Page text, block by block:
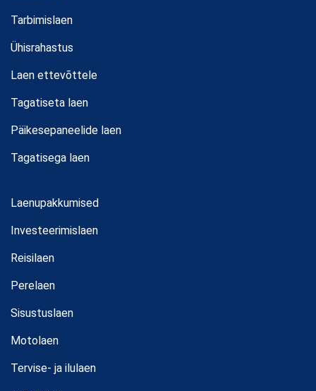
Tarbimislaen
Ühisrahastus
Laen ettevõttele
Tagatiseta laen
Päikesepaneelide laen
Tagatisega laen
Laenupakkumised
Investeerimislaen
Reisilaen
Perelaen
Sisustuslaen
Motolaen
Tervise- ja ilulaen